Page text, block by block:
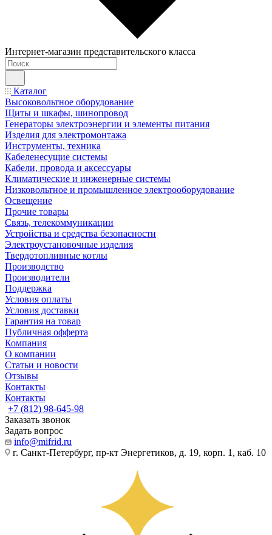
Интернет-магазин представительского класса
Каталог
Высоковольтное оборудование
Щиты и шкафы, шинопровод
Генераторы электроэнергии и элементы питания
Изделия для электромонтажа
Инструменты, техника
Кабеленесущие системы
Кабели, провода и аксессуары
Климатические и инженерные системы
Низковольтное и промышленное электрооборудование
Освещение
Прочие товары
Связь, телекоммуникации
Устройства и средства безопасности
Электроустановочные изделия
Твердотопливные котлы
Производство
Производители
Поддержка
Условия оплаты
Условия доставки
Гарантия на товар
Публичная офферта
Компания
О компании
Статьи и новости
Отзывы
Контакты
Контакты
+7 (812) 98-645-98
Заказать звонок
Задать вопрос
info@mifrid.ru
г. Санкт-Петербург, пр-кт Энергетиков, д. 19, корп. 1, каб. 10